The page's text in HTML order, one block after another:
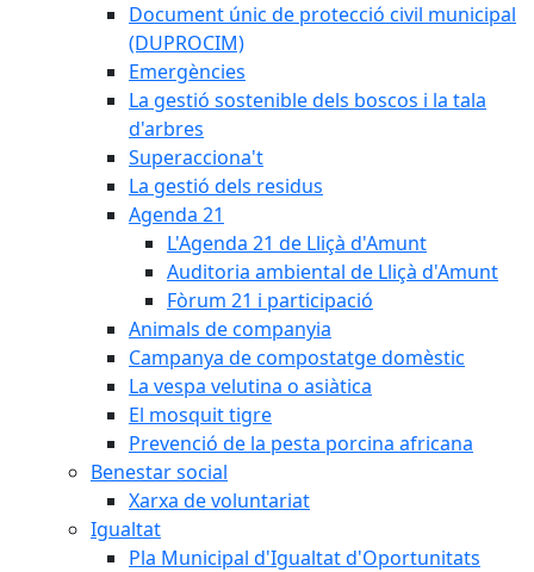
Document únic de protecció civil municipal
(DUPROCIM)
Emergències
La gestió sostenible dels boscos i la tala
d'arbres
Superacciona't
La gestió dels residus
Agenda 21
L'Agenda 21 de Lliçà d'Amunt
Auditoria ambiental de Lliçà d'Amunt
Fòrum 21 i participació
Animals de companyia
Campanya de compostatge domèstic
La vespa velutina o asiàtica
El mosquit tigre
Prevenció de la pesta porcina africana
Benestar social
Xarxa de voluntariat
Igualtat
Pla Municipal d'Igualtat d'Oportunitats